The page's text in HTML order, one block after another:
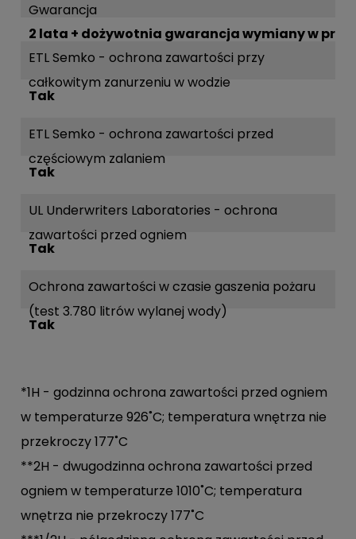
Gwarancja
2 lata + dożywotnia gwarancja wymiany w
ETL Semko - ochrona zawartości przy
całkowitym zanurzeniu w wodzie
Tak
ETL Semko - ochrona zawartości przed
częściowym zalaniem
Tak
UL Underwriters Laboratories - ochrona
zawartości przed ogniem
Tak
Ochrona zawartości w czasie gaszenia pożaru
(test 3.780 litrów wylanej wody)
Tak
*1H - godzinna ochrona zawartości przed ogniem
w temperaturze 926˚C; temperatura wnętrza nie
przekroczy 177˚C
**2H - dwugodzinna ochrona zawartości przed
ogniem w temperaturze 1010˚C; temperatura
wnętrza nie przekroczy 177˚C